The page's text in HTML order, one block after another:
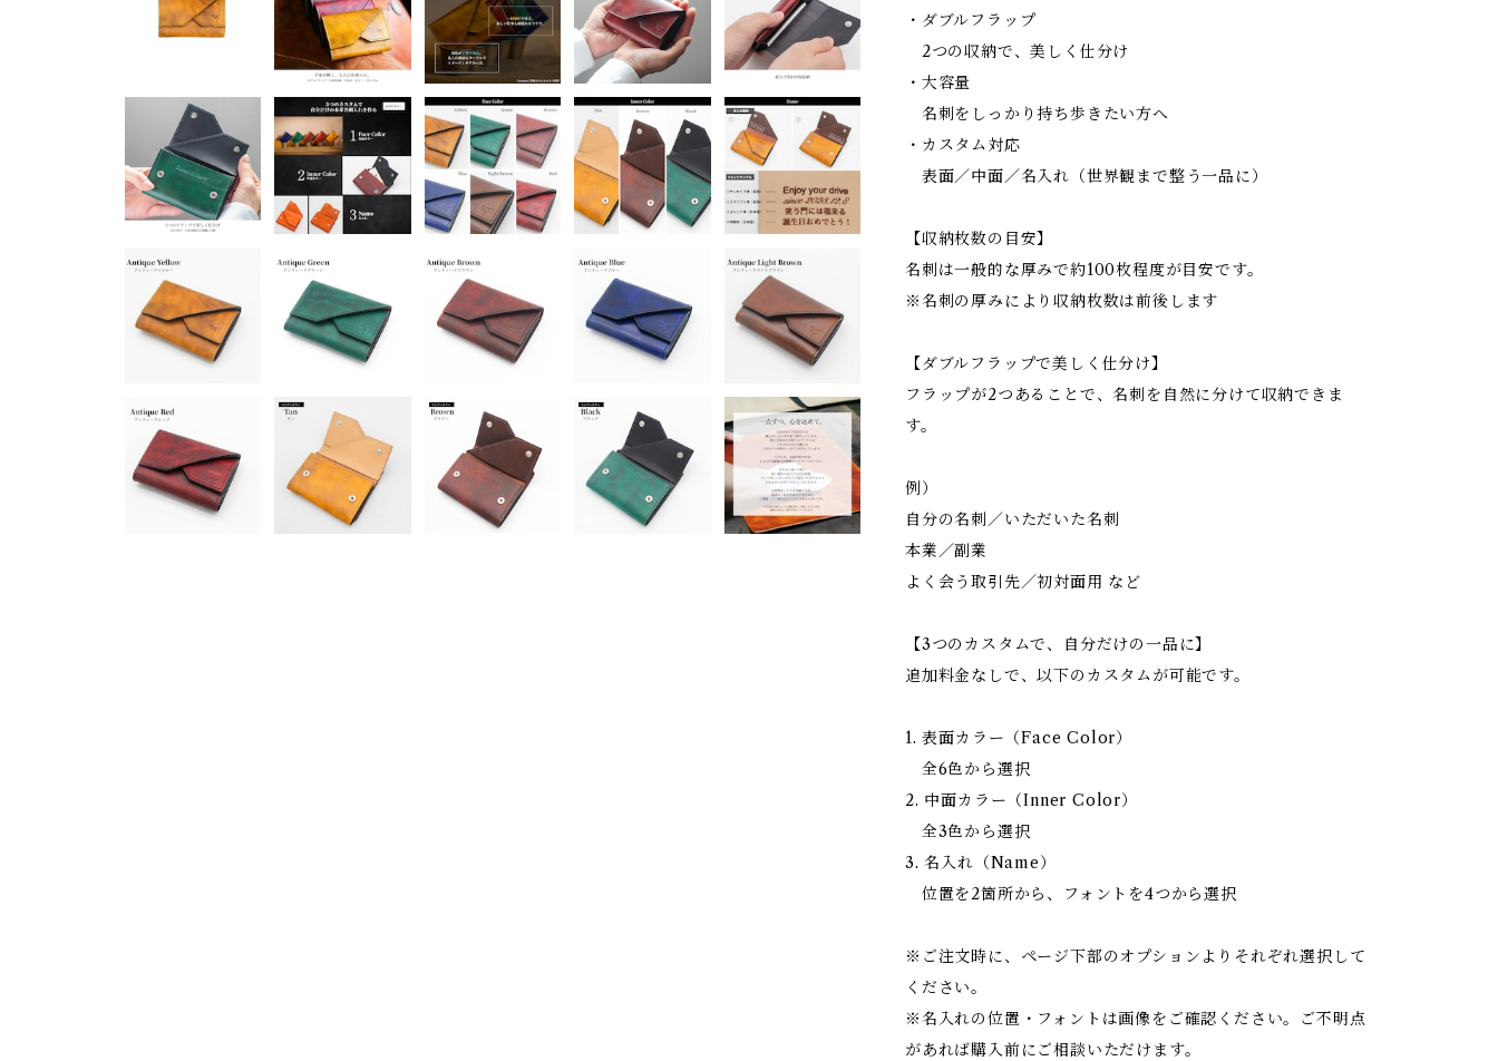
・ダブルフラップ
2つの収納で、美しく仕分け
・大容量
名刺をしっかり持ち歩きたい方へ
・カスタム対応
表面／中面／名入れ（世界観まで整う一品に）
【収納枚数の目安】
名刺は一般的な厚みで約100枚程度が目安です。
※名刺の厚みにより収納枚数は前後します
【ダブルフラップで美しく仕分け】
フラップが2つあることで、名刺を自然に分けて収納できま
す。
例）
自分の名刺／いただいた名刺
本業／副業
よく会う取引先／初対面用 など
【3つのカスタムで、自分だけの一品に】
追加料金なしで、以下のカスタムが可能です。
1. 表面カラー（Face Color）
全6色から選択
2. 中面カラー（Inner Color）
全3色から選択
3. 名入れ（Name）
位置を2箇所から、フォントを4つから選択
※ご注文時に、ページ下部のオプションよりそれぞれ選択して
ください。
※名入れの位置・フォントは画像をご確認ください。ご不明点
があれば購入前にご相談いただけます。